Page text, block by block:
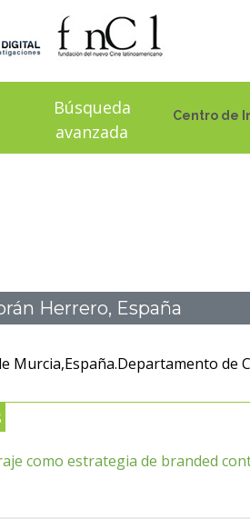
Centro de
Búsqueda
avanzada
Herrero, España
Murcia,España.Departamento
como estrategia de branded